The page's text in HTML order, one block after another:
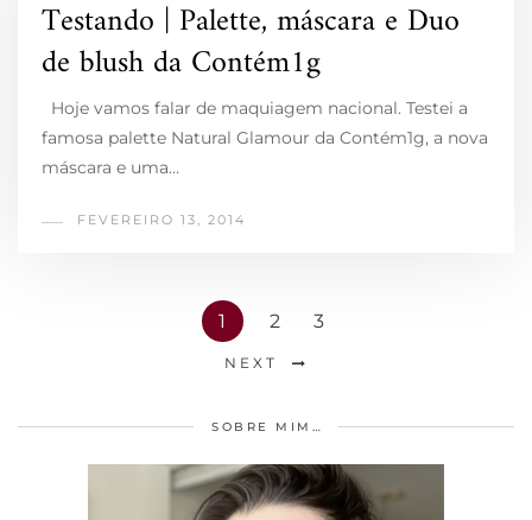
Testando | Palette, máscara e Duo
de blush da Contém1g
Hoje vamos falar de maquiagem nacional. Testei a
famosa palette Natural Glamour da Contém1g, a nova
máscara e uma…
FEVEREIRO 13, 2014
1 2 3
NEXT
SOBRE MIM…